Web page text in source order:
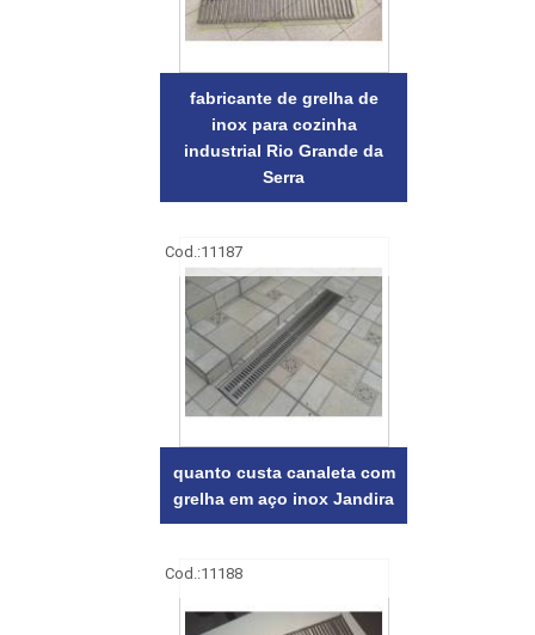
fabricante de grelha de
inox para cozinha
industrial Rio Grande da
Serra
Cod.:11187
quanto custa canaleta com
grelha em aço inox Jandira
Cod.:11188